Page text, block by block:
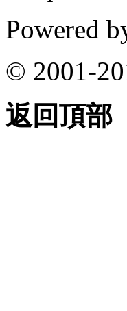
Powered
© 2001-
返回頂部